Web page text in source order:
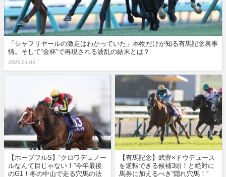
「シャフリヤールの激走はわかっていた」本物だけが知る有馬記念裏事
情。そして“金杯”で再現される波乱の結末とは？
2025.01.02
【ホープフルS】“クロワデュノー
ルなんて目じゃない！”今年最後
のG1！冬の中山で走る穴馬の法
【有馬記念】武豊×ドウデュース
を逆転できる候補3頭！と絶対に
馬券に加えるべき“隠れ穴馬！”